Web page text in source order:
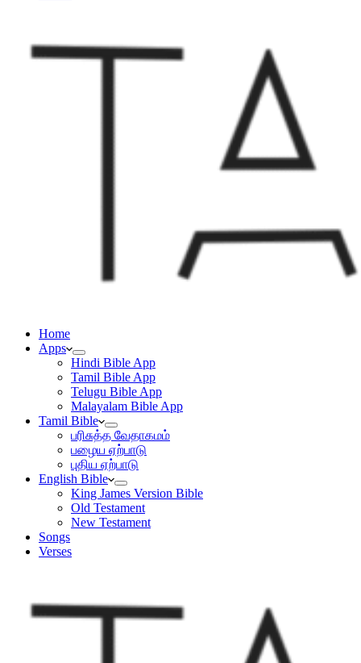
Home
Apps
Hindi Bible App
Tamil Bible App
Telugu Bible App
Malayalam Bible App
Tamil Bible
பரிசுத்த வேதாகமம்
பழைய ஏற்பாடு
புதிய ஏற்பாடு
English Bible
King James Version Bible
Old Testament
New Testament
Songs
Verses